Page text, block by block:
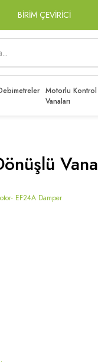
BİRİM ÇEVİRİCİ
Motorlu Kontrol
Vanaları
Vana